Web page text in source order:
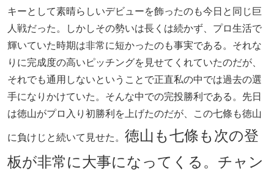
キーとして素晴らしいデビューを飾ったのも今日と同じ巨
人戦だった。しかしその勢いは長くは続かず、プロ生活で
輝いていた時期は非常に短かったのも事実である。それな
りに完成度の高いピッチングを見せてくれていたのだが、
それでも通用しないということで正直私の中では過去の選
手になりかけていた。そんな中での完投勝利である。先日
は徳山がプロ入り初勝利を上げたのだが、この七條も徳山
に負けじと続いて見せた。 徳山も七條も次の登
板が非常に大事になってくる。チャン